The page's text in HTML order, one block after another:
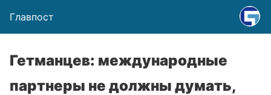
Главпост
Гетманцев: международные
партнеры не должны думать,